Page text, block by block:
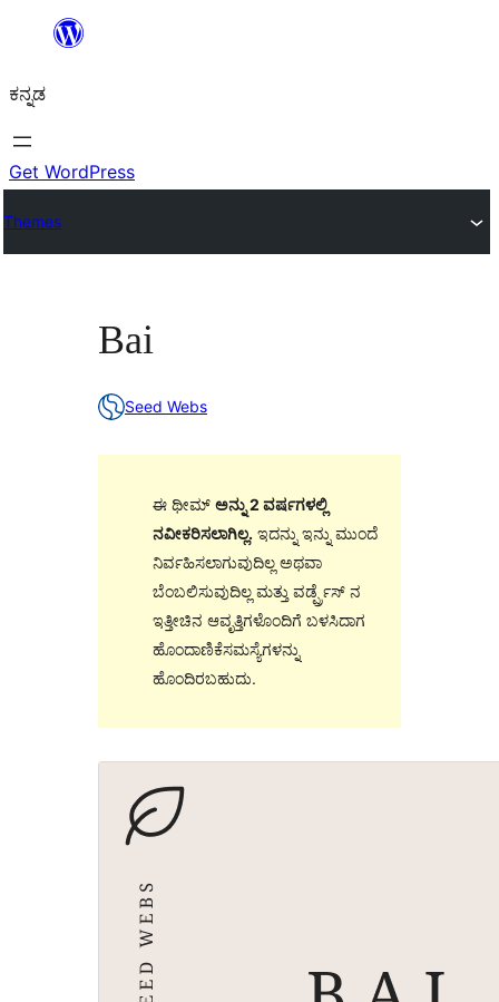
ವಿಷಯಕ್ಕೆ
ಕನ್ನಡ
Get WordPress
Themes
Bai
Seed Webs
ಈ ಥೀಮ್ ಅನ್ನು 2 ವರ್ಷಗಳಲ್ಲಿ
ನವೀಕರಿಸಲಾಗಿಲ್ಲ. ಇದನ್ನು ಇನ್ನು ಮುಂದೆ
ನಿರ್ವಹಿಸಲಾಗುವುದಿಲ್ಲ ಅಥವಾ
ಬೆಂಬಲಿಸುವುದಿಲ್ಲ ಮತ್ತು ವರ್ಡ್ಪ್ರೆಸ್ ನ
ಇತ್ತೀಚಿನ ಆವೃತ್ತಿಗಳೊಂದಿಗೆ ಬಳಸಿದಾಗ
ಹೊಂದಾಣಿಕೆಸಮಸ್ಯೆಗಳನ್ನು
ಹೊಂದಿರಬಹುದು.